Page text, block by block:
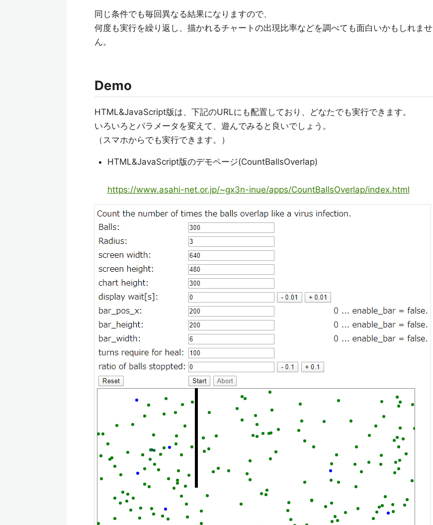
同じ条件でも毎回異なる結果になりますので、
何度も実行を繰り返し、描かれるチャートの出現比率などを調べても面白いかもしれませ
ん。
Demo
HTML&JavaScript版は、下記のURLにも配置しており、どなたでも実行できます。
いろいろとパラメータを変えて、遊んでみると良いでしょう。
（スマホからでも実行できます。）
HTML&JavaScript版のデモページ(CountBallsOverlap)
https://www.asahi-net.or.jp/~gx3n-inue/apps/CountBallsOverlap/index.html